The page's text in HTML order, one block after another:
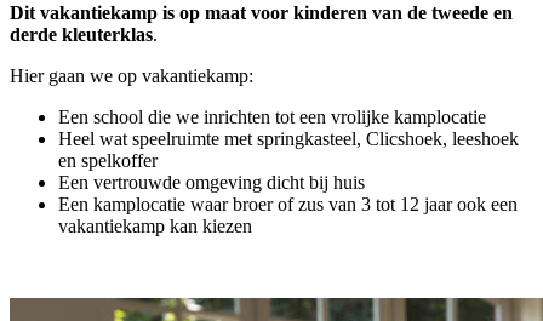
Dit vakantiekamp is op maat voor kinderen van de tweede en
derde kleuterklas.
Hier gaan we op vakantiekamp:
Een school die we inrichten tot een vrolijke kamplocatie
Heel wat speelruimte met springkasteel, Clicshoek, leeshoek
en spelkoffer
Een vertrouwde omgeving dicht bij huis
Een kamplocatie waar broer of zus van 3 tot 12 jaar ook een
vakantiekamp kan kiezen